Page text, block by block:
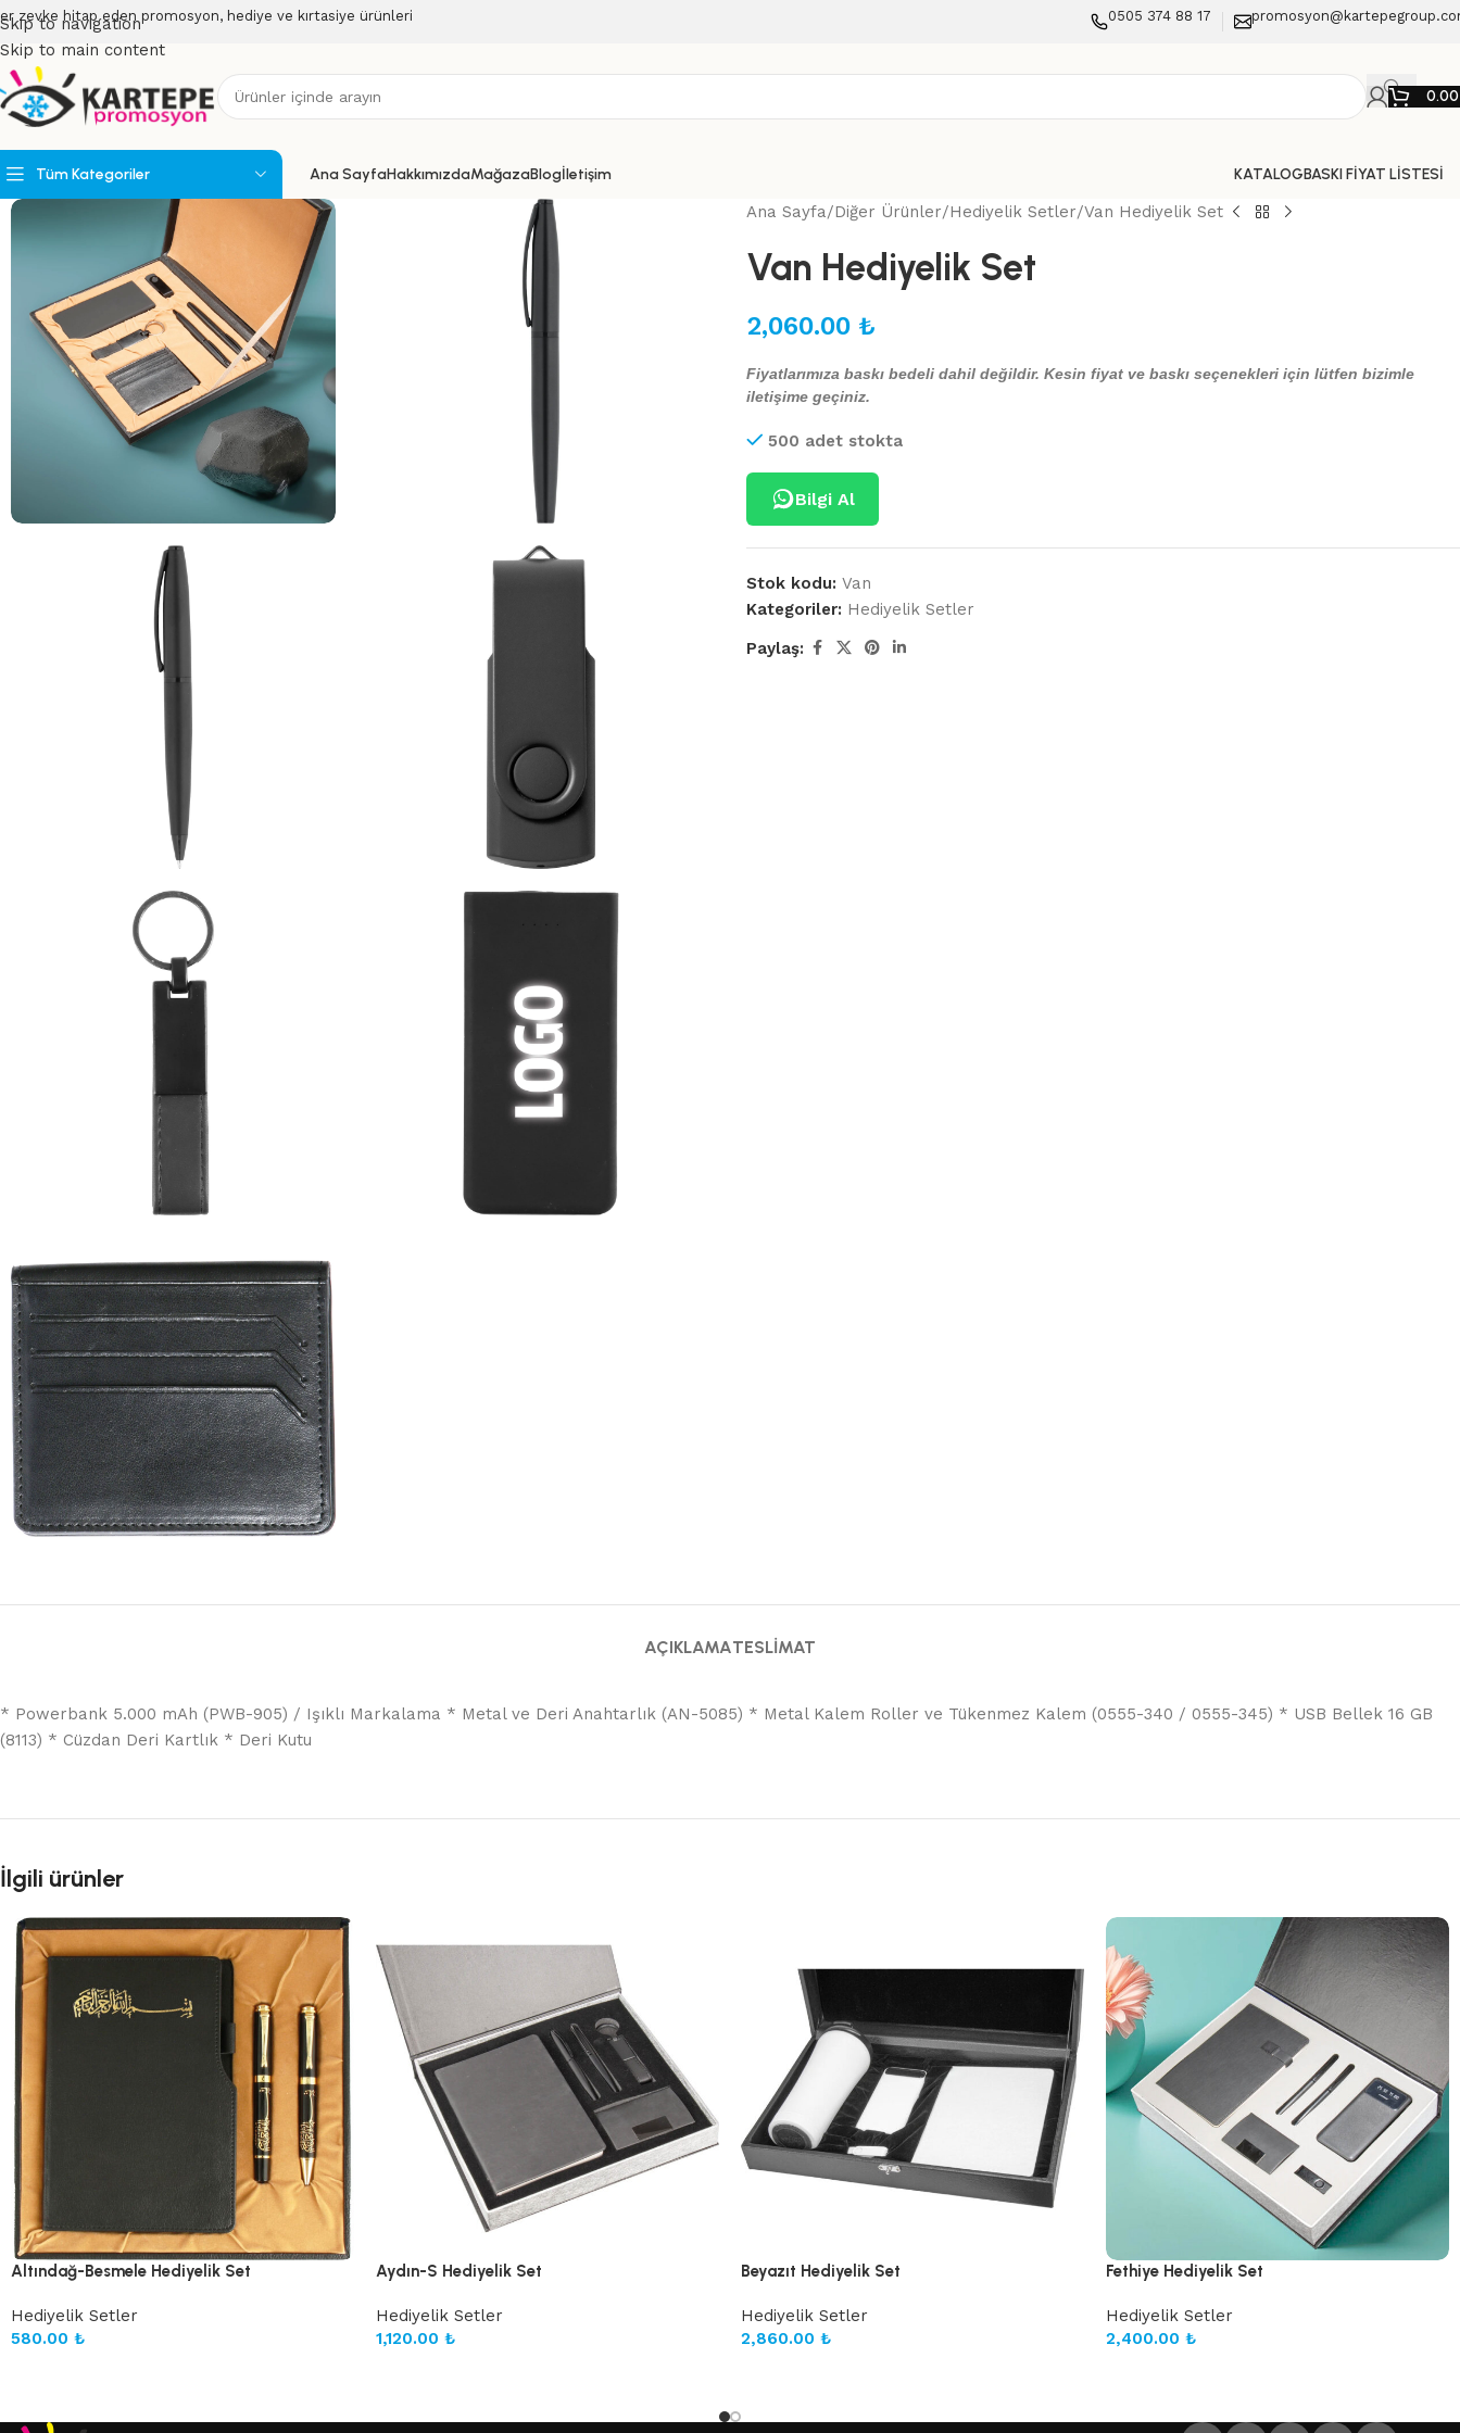
Skip to navigation
Skip to main content
zevke hitap eden promosyon, hediye ve kırtasiye ürünleri 0505 374 88 17
Tüm Kategoriler
Powerbank Organizerler
USB Bellekler
Speakerlar
Teknoloji Ürünleri
Wireless Ürünler
Ana SayfaHakkımızdaMağazaBlogİletişim KATALOGBASKI FİYAT LİSTESİ
Ana Sayfa Diğer Ürünler Hediyelik Setler Van Hediyelik Set
Van Hediyelik Set
2,060.00 ₺
Fiyatlarımıza baskı bedeli dahil değildir. Kesin fiyat ve baskı seçenekleri için lütfen bizimle
iletişime geçiniz.
500 adet stokta
Bilgi Al
Stok kodu: Van
Kategoriler: Hediyelik Setler
Paylaş:
AÇIKLAMATESLIMAT
* Powerbank 5.000 mAh (PWB-905) / Işıklı Markalama * Metal ve Deri Anahtarlık (AN-5085) * Metal Kalem Roller ve Tükenmez Kalem (0555-340 / 0555-345) * USB Bellek 16 GB
(8113) * Cüzdan Deri Kartlık * Deri Kutu
İlgili ürünler
Altındağ-Besmele Hediyelik Set
Hediyelik Setler
580.00 ₺
Aydın-S Hediyelik Set
Hediyelik Setler
1,120.00 ₺
Beyazıt Hediyelik Set
Hediyelik Setler
2,860.00 ₺
Fethiye Hediyelik Set
Hediyelik Setler
2,400.00 ₺